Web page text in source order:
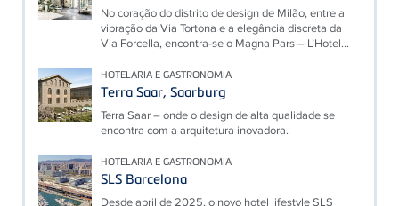
No coração do distrito de design de Milão, entre a
vibração da Via Tortona e a elegância discreta da
Via Forcella, encontra-se o Magna Pars – L’Hotel...
HOTELARIA E GASTRONOMIA
Terra Saar, Saarburg
Terra Saar – onde o design de alta qualidade se
encontra com a arquitetura inovadora.
HOTELARIA E GASTRONOMIA
SLS Barcelona
Desde abril de 2025, o novo hotel lifestyle SLS